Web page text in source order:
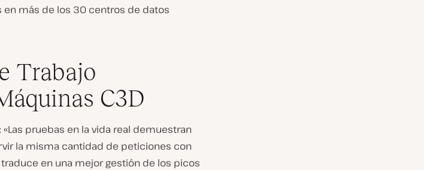
más de los 30 centros de datos
Trabajo
C3D
«Las pruebas en la vida real demuestran
la misma cantidad de peticiones con
en una mejor gestión de los picos